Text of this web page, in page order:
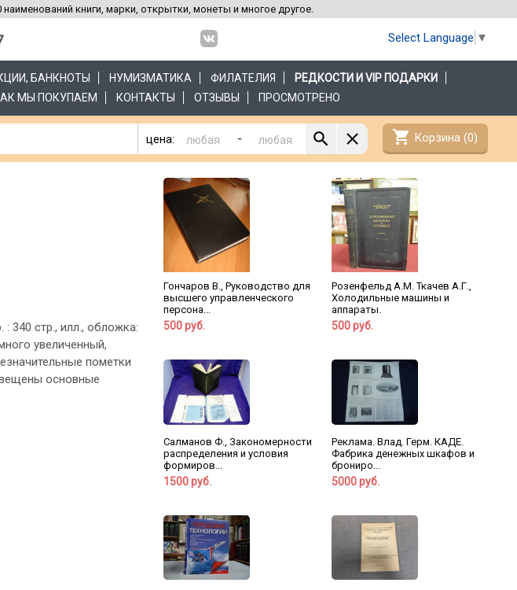
книги, марки, открытки, монеты и многое другое.
Select Language ▼
БАНКНОТЫ НУМИЗМАТИКА ФИЛАТЕЛИЯ
РЕДКОСТИ И VIP ПОДАРКИ
МЫ ПОКУПАЕМ КОНТАКТЫ ОТЗЫВЫ ПРОСМОТРЕНО
цена: - shopping_cart Корзина (0)
: 340 стр., илл., обложка:
увеличенный,
пометки
основные
Гончаров В., Руководство для
высшего управленческого
персона...
500 руб.
Розенфельд А.М. Ткачев А.Г.,
Холодильные машины и
аппараты.
500 руб.
Салманов Ф., Закономерности
распределения и условия
формиров...
1500 руб.
Реклама. Влад. Герм. КАДЕ.
Фабрика денежных шкафов и
брониро...
5000 руб.